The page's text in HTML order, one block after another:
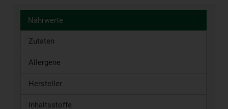
Nährwerte
Zutaten
Allergene
Hersteller
Inhaltsstoffe